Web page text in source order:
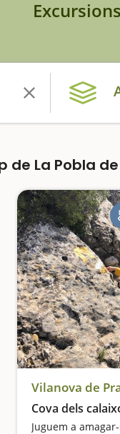
La Pobla
Vilanova de
Cova dels
Juguem a